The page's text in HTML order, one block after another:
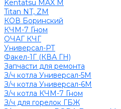
Kentatsu MAX M
Titan NT, ZM
КОВ Боринский
КЧМ-7 Гном
ОЧАГ КЧГ
Универсал-РТ
Факел-1Г (КВА ГН)
Запчасти для ремонта
З/ч котла Универсал-5М
З/ч котла Универсал-6М
З/ч котла КЧМ-7 Гном
З/ч для горелок ГБЖ